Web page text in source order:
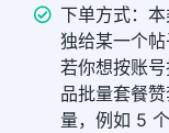
下单方式：
独给某一个帖
若你想按账
品批量套餐
量，例如 5